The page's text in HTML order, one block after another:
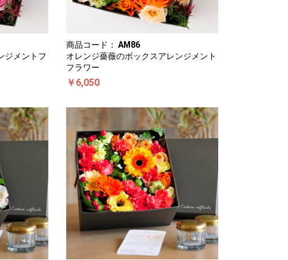
ジメントフ
商品コード： AM86
オレンジ薔薇のボックスアレンジメント
フラワー
￥6,050